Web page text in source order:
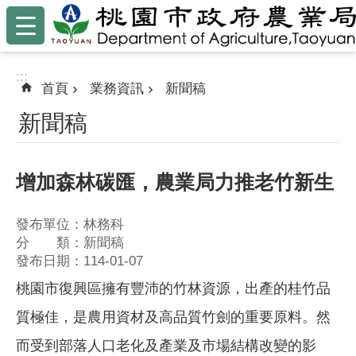
跳到主要內容區塊
:::
:::
首頁 業務資訊 新聞稿
新聞稿
增加森林碳匯，農業局力推老竹新生
發布單位：林務科
分 類：新聞稿
發布日期：114-01-07
桃園市復興區擁有豐沛的竹林資源，出產的桂竹品
質極佳，是農用資材及高品質竹劍的重要原料。然
而受到部落人口老化及產業及市場結構改變的影